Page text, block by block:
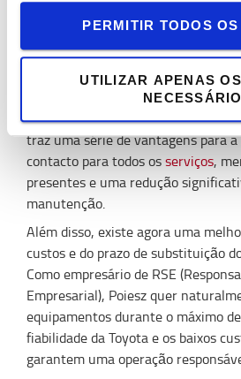
PERMITIR TODOS
UTILIZAR APENAS
Serviço da Toyota
Há muitos anos que os técnicos da
Handling fazem a manutenção da
empilhadores, composta por várias
traz uma série de vantagens para a
contacto para todos osserviços,
presentes e uma redução
manutenção.
Além disso, existe agora uma
custos e do prazo de substituição
Como empresário de RSE
Empresarial), Poiesz quer
equipamentos durante o máximo
fiabilidade da Toyota e os baixos
garantem uma operação